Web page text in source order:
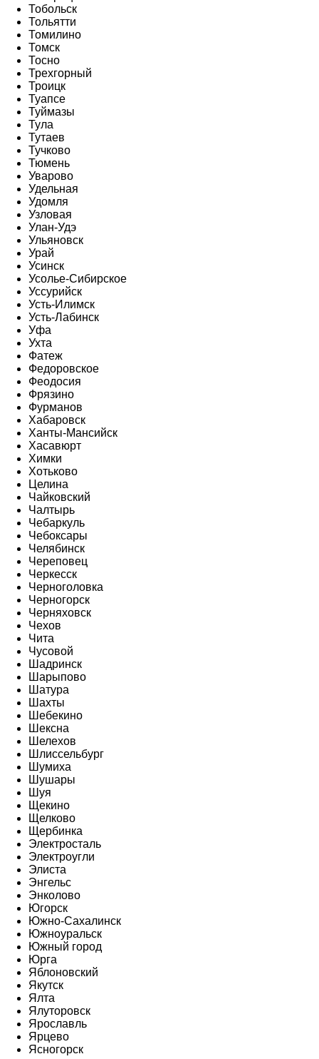
Тобольск
Тольятти
Томилино
Томск
Тосно
Трехгорный
Троицк
Туапсе
Туймазы
Тула
Тутаев
Тучково
Тюмень
Уварово
Удельная
Удомля
Узловая
Улан-Удэ
Ульяновск
Урай
Усинск
Усолье-Сибирское
Уссурийск
Усть-Илимск
Усть-Лабинск
Уфа
Ухта
Фатеж
Федоровское
Феодосия
Фрязино
Фурманов
Хабаровск
Ханты-Мансийск
Хасавюрт
Химки
Хотьково
Целина
Чайковский
Чалтырь
Чебаркуль
Чебоксары
Челябинск
Череповец
Черкесск
Черноголовка
Черногорск
Черняховск
Чехов
Чита
Чусовой
Шадринск
Шарыпово
Шатура
Шахты
Шебекино
Шексна
Шелехов
Шлиссельбург
Шумиха
Шушары
Шуя
Щекино
Щелково
Щербинка
Электросталь
Электроугли
Элиста
Энгельс
Энколово
Югорск
Южно-Сахалинск
Южноуральск
Южный город
Юрга
Яблоновский
Якутск
Ялта
Ялуторовск
Ярославль
Ярцево
Ясногорск